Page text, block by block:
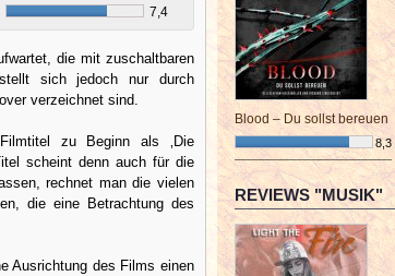
7,4
die mit zuschaltbaren
sich jedoch nur durch
verzeichnet sind.
zu Beginn als ‚Die
scheint denn auch für die
rechnet man die vielen
die eine Betrachtung des
Ausrichtung des Films einen
Blood – Du sollst bereuen
8,3
¯¯¯¯¯¯¯¯¯¯¯¯¯¯¯¯¯¯¯¯¯¯¯¯
REVIEWS "MUSIK"